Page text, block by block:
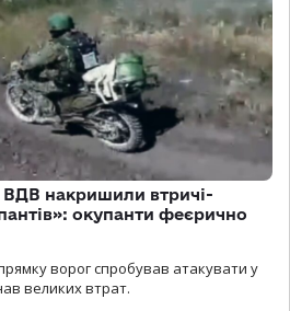
ВДВ накришили втричі-
окупанти феєрично
ворог спробував атакувати у
великих втрат.